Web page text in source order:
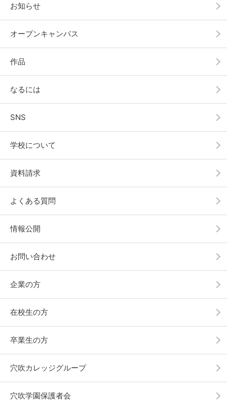
お知らせ
オープンキャンパス
作品
なるには
SNS
学校について
資料請求
よくある質問
情報公開
お問い合わせ
企業の方
在校生の方
卒業生の方
穴吹カレッジグループ
穴吹学園保護者会